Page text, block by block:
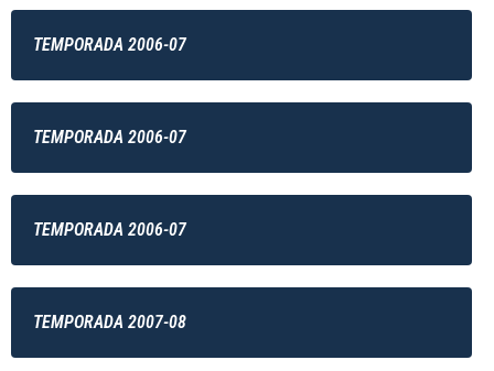
TEMPORADA 2006-07
TEMPORADA 2006-07
TEMPORADA 2006-07
TEMPORADA 2007-08